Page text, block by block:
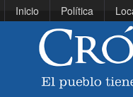
Inicio Política